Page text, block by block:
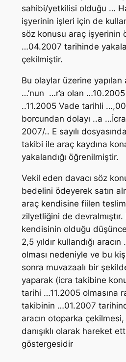
sahibi/yetkilisi olduğu …
işyerinin işleri için de
söz konusu araç işyerinin
…04.2007 tarihinde
çekilmiştir.
Bu olaylar üzerine yapılan
…’nun …r’a olan
..11.2005 Vade tarihli
borcundan dolayı ..a
2007/.. E sayılı
takibi ile araç kaydına
yakalandığı öğrenilmiştir.
Vekil eden davacı söz
bedelini ödeyerek satın
araç kendisine fiilen
zilyetliğini de
kendisinin olduğu
2,5 yıldır kullandığı aracın
olması nedeniyle ve bu
sonra muvazaalı bir
yaparak (icra takibine
tarihi …11.2005 olmasına
takibinin …01.2007
aracın otoparka
danışıklı olarak hareket
göstergesidir